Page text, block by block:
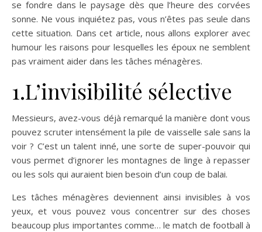
se fondre dans le paysage dès que l’heure des corvées
sonne. Ne vous inquiétez pas, vous n’êtes pas seule dans
cette situation. Dans cet article, nous allons explorer avec
humour les raisons pour lesquelles les époux ne semblent
pas vraiment aider dans les tâches ménagères.
1.L’invisibilité sélective
Messieurs, avez-vous déjà remarqué la manière dont vous
pouvez scruter intensément la pile de vaisselle sale sans la
voir ? C’est un talent inné, une sorte de super-pouvoir qui
vous permet d’ignorer les montagnes de linge à repasser
ou les sols qui auraient bien besoin d’un coup de balai.
Les tâches ménagères deviennent ainsi invisibles à vos
yeux, et vous pouvez vous concentrer sur des choses
beaucoup plus importantes comme… le match de football à